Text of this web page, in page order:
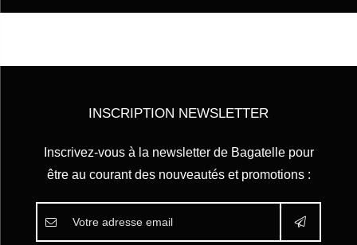
INSCRIPTION NEWSLETTER
Inscrivez-vous à la newsletter de Bagatellepour
être au courant des nouveautés et promotions :